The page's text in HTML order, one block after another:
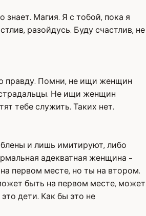
знает. Магия. Я с тобой, пока я
разойдусь. Буду счастлив, не
правду. Помни, не ищи женщин
Не ищи женщин
тебе служить. Таких нет.
и лишь имитируют, либо
адекватная женщина -
первом месте, но ты на втором.
быть на первом месте, может
дети. Как бы это не